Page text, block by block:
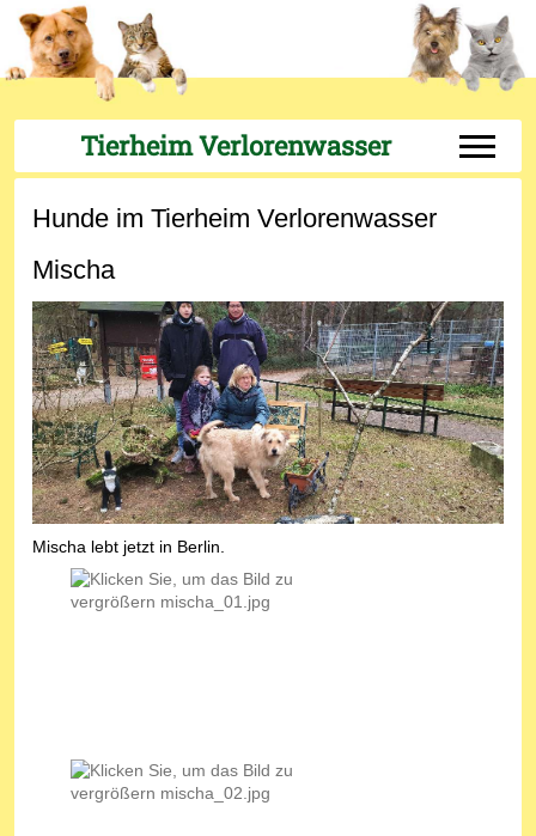
Tierheim Verlorenwasser Off-
Hunde im Tierheim Verlorenwasser
Mischa
Mischa lebt jetzt in Berlin.